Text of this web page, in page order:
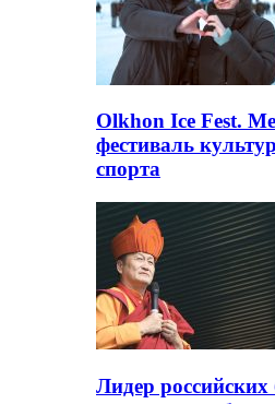
Olkhon Ice Fest.
фестиваль
спорта
Лидер российских